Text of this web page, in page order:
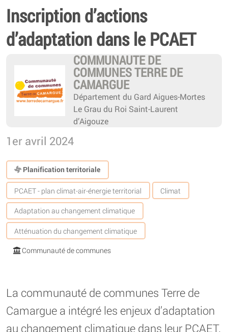
Inscription d’actions
d’adaptation dans le PCAET
COMMUNAUTE DE
COMMUNES TERRE DE
CAMARGUE
Département du Gard Aigues-Mortes
Le Grau du Roi Saint-Laurent
d’Aigouze
1er avril 2024
Planification territoriale
PCAET - plan climat-air-énergie territorial Climat
Adaptation au changement climatique
Atténuation du changement climatique
Communauté de communes
La communauté de communes Terre de
Camargue a intégré les enjeux d’adaptation
au changement climatique dans leur PCAET.